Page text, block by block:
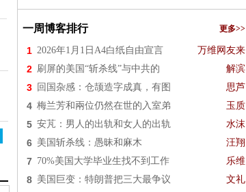
一周博客排行 更多>>
1 2026年1月1日A4白纸自由宣言 万维网友来
2 刷屏的美国“斩杀线”与中共的 解滨
3 回国杂感：仓颉造字成真，有图 思芦
4 梅兰芳和兩位仍然在世的入室弟 玉质
5 安芃：男人的出轨和女人的出轨 水沫
6 美国斩杀线：愚昧和麻木 汪翔
7 70%美国大学毕业生找不到工作 乐维
8 美国巨变：特朗普把三大最争议 文礼